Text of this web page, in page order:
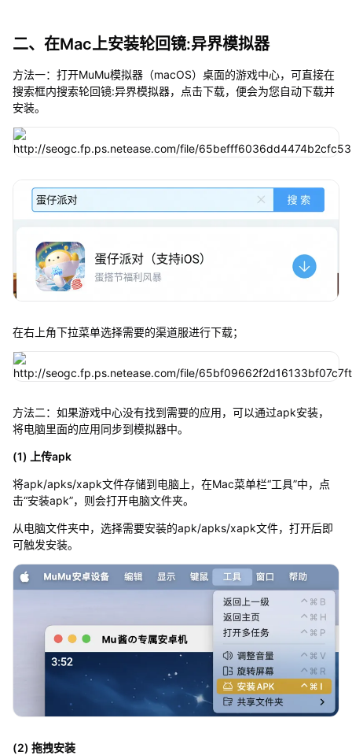
二、在Mac上安装轮回镜:异界模拟器
方法一：打开MuMu模拟器（macOS）桌面的游戏中心，可直接在
搜索框内搜索轮回镜:异界模拟器，点击下载，便会为您自动下载并
安装。
在右上角下拉菜单选择需要的渠道服进行下载；
方法二：如果游戏中心没有找到需要的应用，可以通过apk安装，
将电脑里面的应用同步到模拟器中。
(1) 上传apk
将apk/apks/xapk文件存储到电脑上，在Mac菜单栏“工具”中，点
击“安装apk”，则会打开电脑文件夹。
从电脑文件夹中，选择需要安装的apk/apks/xapk文件，打开后即
可触发安装。
(2) 拖拽安装